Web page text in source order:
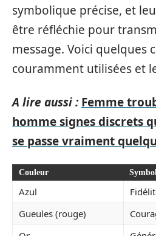
symbolique précise, et
être réfléchie pour
message. Voici quelques
couramment utilisées et
A lire aussi : Femme
homme signes discrets
se passe vraiment
Couleur
Azul
Gueules (rouge)